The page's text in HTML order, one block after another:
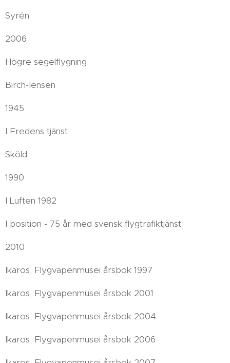
Syrén
2006
Högre segelflygning
Birch-Iensen
1945
I Fredens tjänst
Sköld
1990
I Luften 1982
I position - 75 år med svensk flygtrafiktjänst
2010
Ikaros, Flygvapenmusei årsbok 1997
Ikaros, Flygvapenmusei årsbok 2001
Ikaros, Flygvapenmusei årsbok 2004
Ikaros, Flygvapenmusei årsbok 2006